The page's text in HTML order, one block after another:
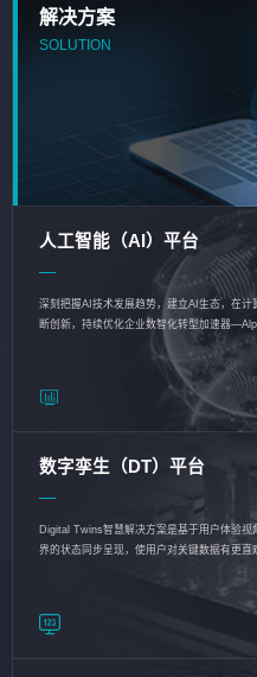
解决方案
SOLUTION
人工智能（AI）平台
深刻把握AI技术发展趋势，建立AI生态，在
断创新，持续优化企业数智化转型加速器
数字孪生（DT）平台
Digital Twins智慧解决方案是基于用户体验
界的状态同步呈现，使用户对关键数据有更直